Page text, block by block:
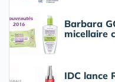
Barbara
micellaire
IDC lance